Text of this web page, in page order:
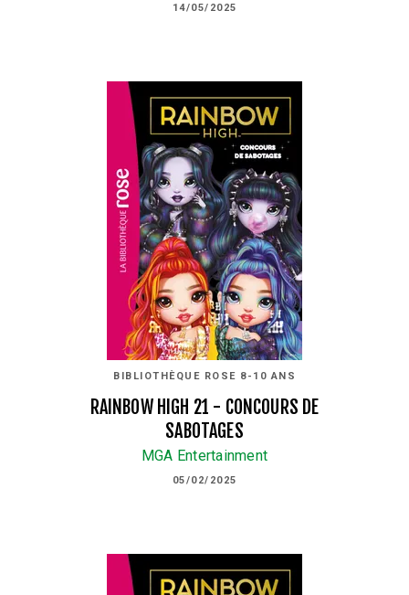
14/05/2025
BIBLIOTHÈQUE ROSE 8-10 ANS
RAINBOW HIGH 21 - CONCOURS DE
SABOTAGES
MGA Entertainment
05/02/2025